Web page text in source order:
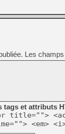
Les
tags et attributs
title="">
<em>